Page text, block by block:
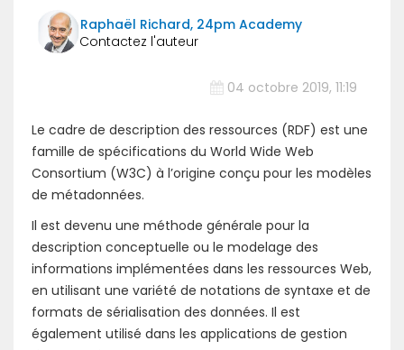
Raphaël Richard, 24pm Academy
04 octobre 2019, 11:19
Le cadre de description des ressources (RDF) est une
famille de spécifications du World Wide Web
Consortium (W3C) à l’origine conçu pour les modèles
de métadonnées.
Il est devenu une méthode générale pour la
description conceptuelle ou le modelage des
informations implémentées dans les ressources Web,
en utilisant une variété de notations de syntaxe et de
formats de sérialisation des données. Il est
également utilisé dans les applications de gestion